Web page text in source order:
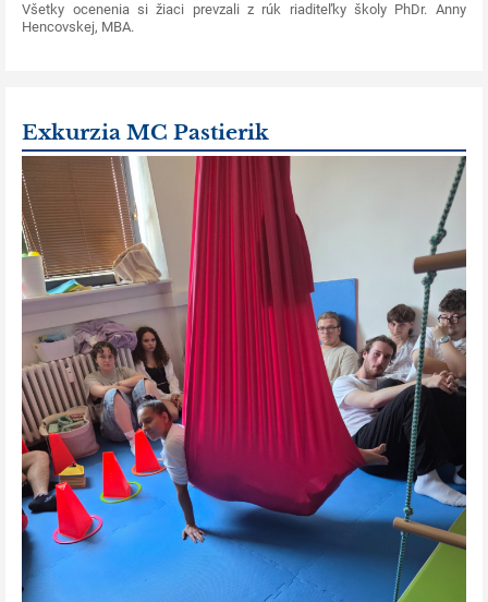
Všetky ocenenia si žiaci prevzali z rúk riaditeľky školy PhDr. Anny
Hencovskej, MBA.
Exkurzia MC Pastierik